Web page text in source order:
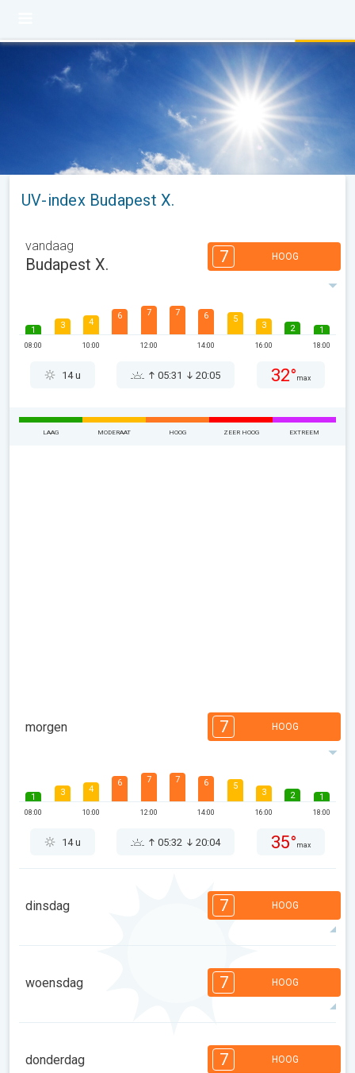
UV-index Budapest X.
vandaag
Budapest X. 7 HOOG
1
08:00
3 4
10:00
6 7
12:00
7 6
14:00
5
3
16:00
2 1
18:00
14 u 05:31 20:05 32° max
LAAG MODERAAT HOOG ZEER HOOG EXTREEM
morgen 7 HOOG
1
08:00
3 4
10:00
6 7
12:00
7 6
14:00
5
3
16:00
2 1
18:00
14 u 05:32 20:04 35° max
dinsdag 7 HOOG
10:00 14:00
3
14 u 05:34 20:02 35°max
woensdag 7 HOOG
1
10:00 14:00
3
donderdag 7 HOOG